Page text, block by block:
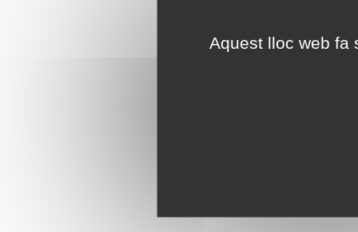
Aquest lloc web fa